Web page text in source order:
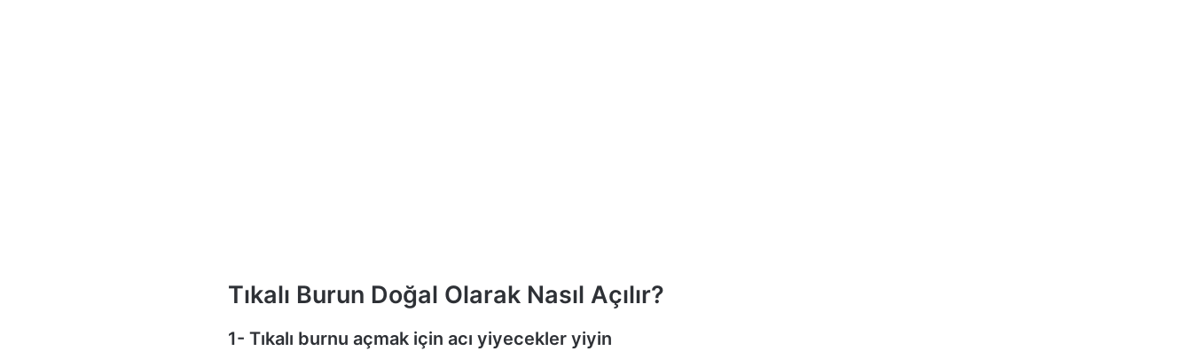
Tıkalı Burun Doğal Olarak Nasıl Açılır?
1- Tıkalı burnu açmak için acı yiyecekler yiyin